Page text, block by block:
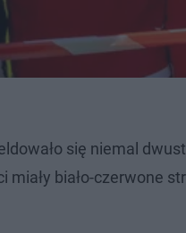
się niemal
biało-czerwone